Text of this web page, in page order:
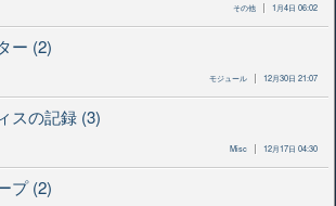
その他 1月4日 06:02
ー (2)
モジュール 12月30日 21:07
スの記録 (3)
Misc 12月17日 04:30
プ (2)